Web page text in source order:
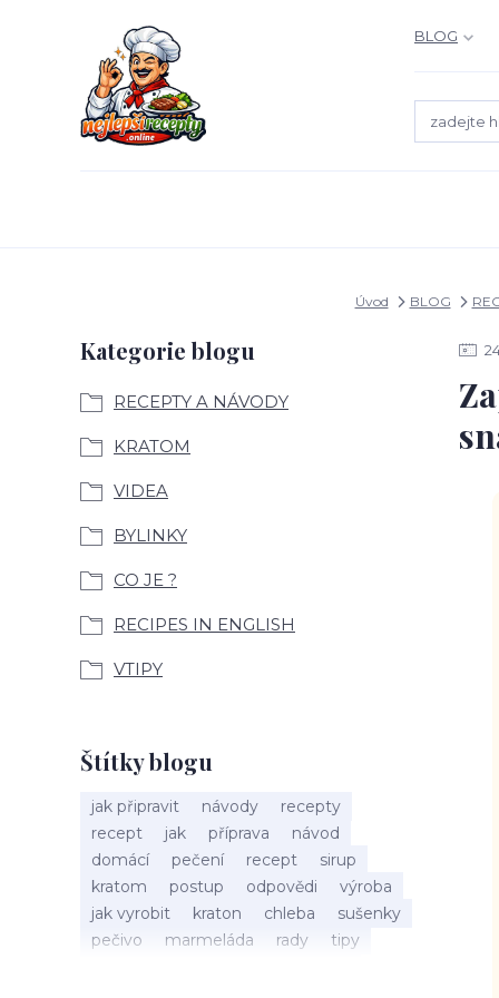
BLOG
Úvod BLOG
Kategorie blogu
RECEPTY A NÁVODY
KRATOM
VIDEA
BYLINKY
CO JE ?
RECIPES IN ENGLISH
VTIPY
Štítky blogu
jak připravit návody
recepty
recept
jak příprava
návod
domácí
pečení recept
sirup
kratom
postup odpovědi
výroba
jak vyrobit
kraton chleba
sušenky
pečivo
marmeláda rady
tipy